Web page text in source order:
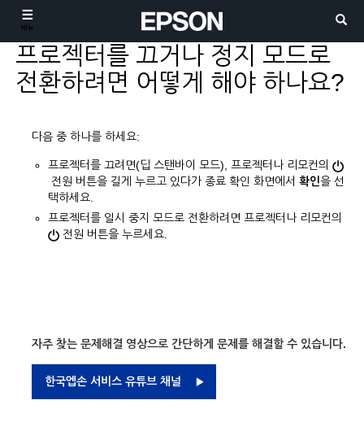
메뉴
프로젝터를 끄거나 정지 모드로
전환하려면 어떻게 해야 하나요?
다음 중 하나를 하세요:
프로젝터를 끄려면(딥 스탠바이 모드), 프로젝터나 리모컨의
전원 버튼을 길게 누르고 있다가 종료 확인 화면에서 확인을 선
택하세요.
프로젝터를 일시 중지 모드로 전환하려면 프로젝터나 리모컨의
전원 버튼을 누르세요.
자주 찾는 문제해결 영상으로 간단하게 문제를 해결할 수 있습니다.
한국엡손 서비스 유튜브 채널